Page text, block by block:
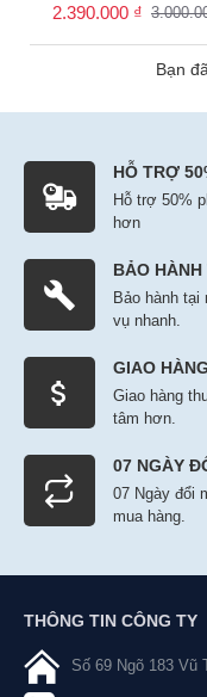
2.390.000 ₫
Bạn
HỖ TRỢ
Hỗ trợ 50%
hơn
BẢO
Bảo hành
vụ nhanh.
GIAO
Giao hàng
tâm hơn.
07 NGÀY
07 Ngày đổi
mua hàng.
THÔNG TIN CÔNG TY
Số 69 Ngõ 183 Vũ